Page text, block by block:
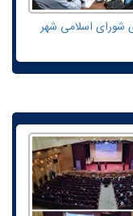
اسلامی شهر